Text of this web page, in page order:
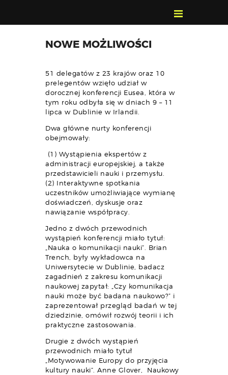
POZNAJ, POLUB,
O FESTIWALU
PROGRAM
KONTAKT
WYSZUKIWARKA
WYDARZEŃ
NOWE MOŻLIWOŚCI
51 delegatów z 23 krajów oraz 10
prelegentów wzięło udział w
dorocznej konferencji Eusea, która w
tym roku odbyła się w dniach 9 – 11
lipca w Dublinie w Irlandii.
Dwa główne nurty konferencji
obejmowały:
(1) Wystąpienia ekspertów z
administracji europejskiej, a także
przedstawicieli nauki i przemysłu.
(2) Interaktywne spotkania
uczestników umożliwiające wymianę
doświadczeń, dyskusje oraz
nawiązanie współpracy.
Jedno z dwóch przewodnich
wystąpień konferencji miało tytuł:
„Nauka o komunikacji nauki”. Brian
Trench, były wykładowca na
Uniwersytecie w Dublinie, badacz
zagadnień z zakresu komunikacji
naukowej zapytał: „Czy komunikacja
nauki może być badana naukowo?” i
zaprezentował przegląd badań w tej
dziedzinie, omówił rozwój teorii i ich
praktyczne zastosowania.
Drugie z dwóch wystąpień
przewodnich miało tytuł
„Motywowanie Europy do przyjęcia
kultury nauki”. Anne Glover, Naukowy